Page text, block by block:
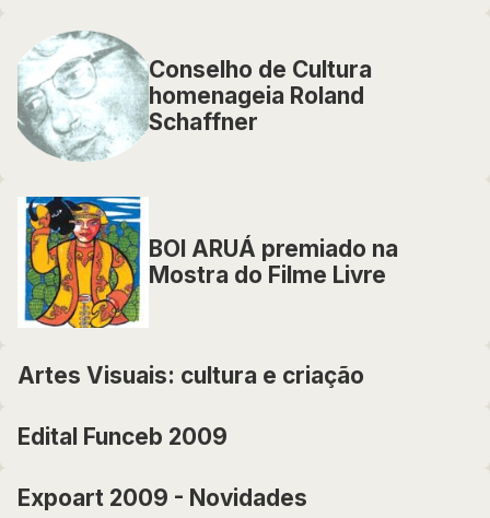
Conselho de Cultura
homenageia Roland
Schaffner
BOI ARUÁ premiado na
Mostra do Filme Livre
Artes Visuais: cultura e criação
Edital Funceb 2009
Expoart 2009 - Novidades